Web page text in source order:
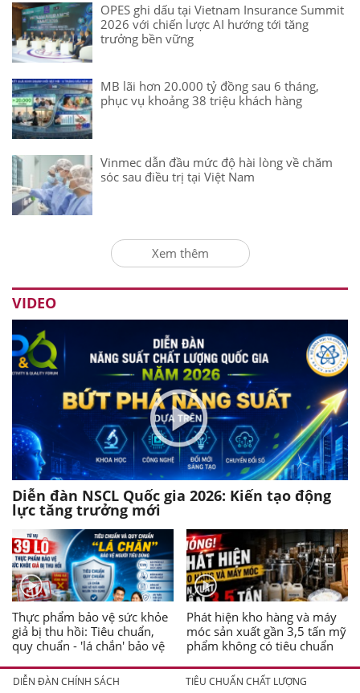
OPES ghi dấu tại Vietnam Insurance Summit
2026 với chiến lược AI hướng tới tăng
trưởng bền vững
MB lãi hơn 20.000 tỷ đồng sau 6 tháng,
phục vụ khoảng 38 triệu khách hàng
Vinmec dẫn đầu mức độ hài lòng về chăm
sóc sau điều trị tại Việt Nam
Xem thêm
VIDEO
Diễn đàn NSCL Quốc gia 2026: Kiến tạo động
lực tăng trưởng mới
Thực phẩm bảo vệ sức khỏe
giả bị thu hồi: Tiêu chuẩn,
quy chuẩn - 'lá chắn' bảo vệ
Phát hiện kho hàng và máy
móc sản xuất gần 3,5 tấn mỹ
phẩm không có tiêu chuẩn
DIỄN ĐÀN CHÍNH SÁCH TIÊU CHUẨN CHẤT LƯỢNG